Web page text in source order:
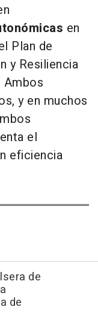
en
Plan de
y Resiliencia
Ambos
y en muchos
el
eficiencia
de
de